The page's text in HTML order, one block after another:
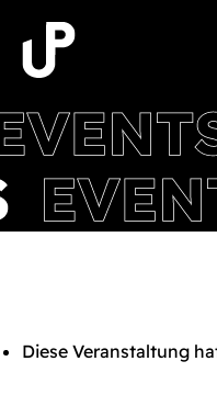
Inhalt
springen
Diese Veranstaltung